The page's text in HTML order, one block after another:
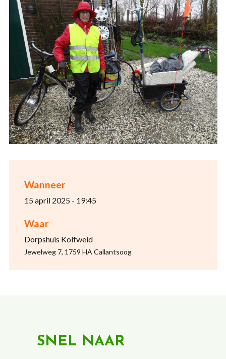
Wanneer
15 april 2025 - 19:45
Waar
Dorpshuis Kolfweid
Jewelweg 7, 1759 HA Callantsoog
SNEL NAAR